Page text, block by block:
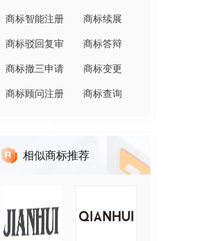
商标智能注册
商标续展
商标驳回复审
商标答辩
商标撤三申请
商标变更
商标顾问注册
商标查询
相似商标推荐